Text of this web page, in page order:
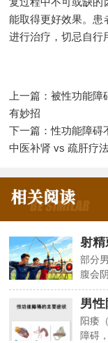
能取得更好效果。患
进行治疗，切忌自行
上一篇： 被性功能障
有妙招
下一篇：性功能障碍
中医补肾 vs 疏肝疗
射精
部分
腹会
男性
阳痿
障碍